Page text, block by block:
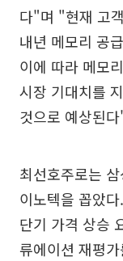
다"며 "현재 고
내년 메모리 공
이에 따라 메모
시장 기대치를
것으로 예상된
최선호주로는
이노텍을 꼽았
단기 가격 상승
류에이션 재평